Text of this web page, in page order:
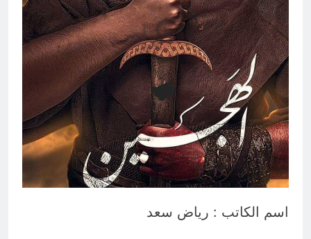
انتهت الحرب… لكن لم ينتهي
الموت
20 ساعة Ago
اسم الكاتب : رياض سعد